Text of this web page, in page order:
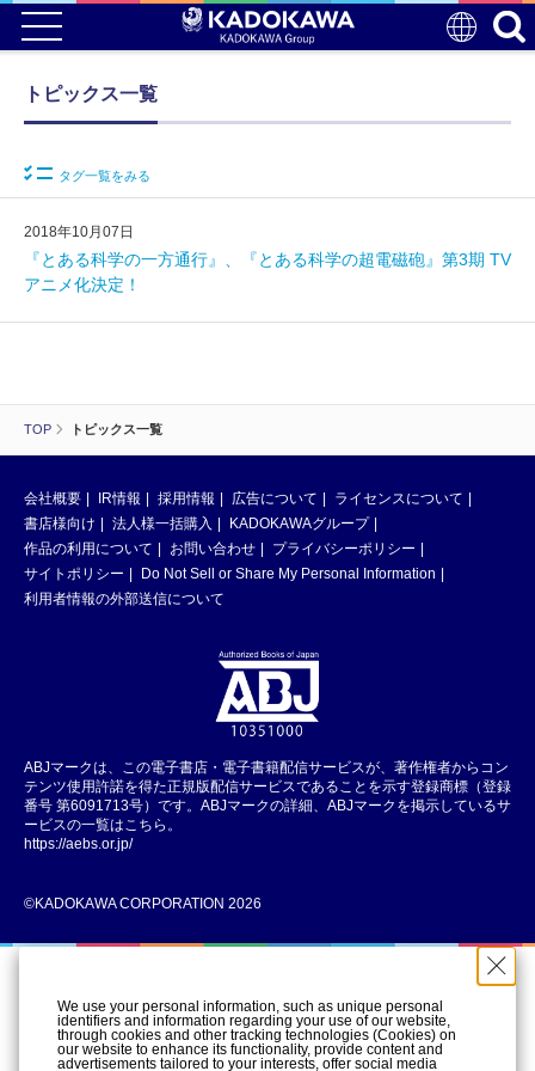
TOP トピックス一覧
トピックス一覧
タグ一覧をみる
2018年10月07日
『とある科学の一方通行』、『とある科学の超電磁砲』第3期 TV
アニメ化決定！
会社概要 IR情報 採用情報 広告について
ライセンスについて
書店様向け
法人様一括購入
KADOKAWAグループ
作品の利用について
お問い合わせ
プライバシーポリシー
サイトポリシー
Do Not Sell or Share My Personal Information
利用者情報の外部送信について
ABJマークは、この電子書店・電子書籍配信サービスが、著作権者からコン
テンツ使用許諾を得た正規版配信サービスであることを示す登録商標（登録
番号 第6091713号）です。ABJマークの詳細、ABJマークを掲示しているサ
ービスの一覧はこちら。
https://aebs.or.jp/
©KADOKAWA CORPORATION 2026
We use your personal information, such as unique personal
identifiers and information regarding your use of our website,
through cookies and other tracking technologies (Cookies) on
our website to enhance its functionality, provide content and
advertisements tailored to your interests, offer social media